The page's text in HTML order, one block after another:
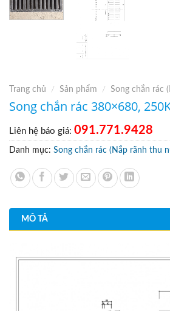
Trang chủ / Sản phẩm / Song chắn rác
Song chắn rác 380×680,
Liên hệ báo giá: 091.771.9428
Danh mục: Song chắn rác (Nắp rãnh thu
MÔ TẢ